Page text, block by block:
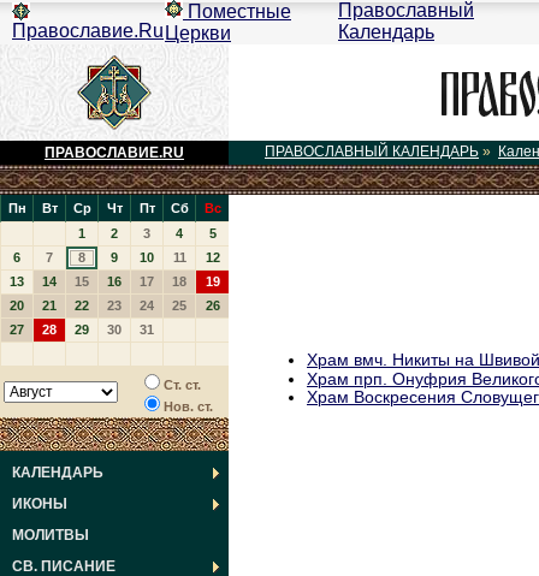
Православие.Ru
Поместные
Церкви
Православный
Календарь
ПРАВОСЛАВИЕ.RU ПРАВОСЛАВНЫЙ КАЛЕНДАРЬ »
Пн Вт Ср Чт Пт Сб
Вс
1
2 3 4
5
6
7 8 9 10 11
12
13
14 15 16 17 18
19
20
21 22 23 24 25
26
27
28 29 30 31
Ст. ст.
Нов. ст.
КАЛЕНДАРЬ
ИКОНЫ
МОЛИТВЫ
СВ. ПИСАНИЕ
Храм вмч. Никиты на Швивой
Храм прп. Онуфрия
Храм Воскресения